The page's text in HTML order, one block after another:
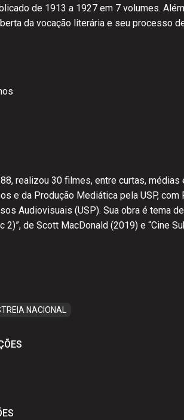
de 1913 a 1927 em 7 volumes.
da vocação literária e seu processo
realizou 30 filmes, entre curtas,
e da Produção Mediática pela USP,
Audiovisuais (USP). Sua obra é tema
2)”, de Scott MacDonald (2019) e “Cine
NACIONAL